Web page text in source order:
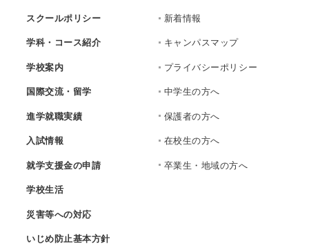
スクールポリシー
学科・コース紹介
学校案内
国際交流・留学
進学就職実績
入試情報
就学支援金の申請
学校生活
災害等への対応
いじめ防止基本方針
新着情報
キャンパスマップ
プライバシーポリシー
中学生の方へ
保護者の方へ
在校生の方へ
卒業生・地域の方へ